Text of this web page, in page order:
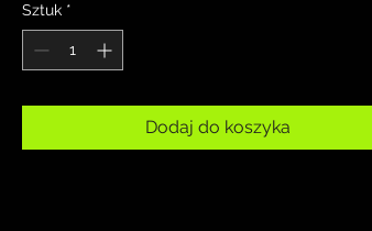
Sztuk *
Dodaj do koszyka